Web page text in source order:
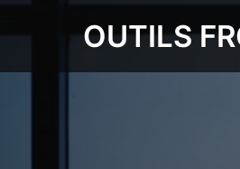
OUTILS